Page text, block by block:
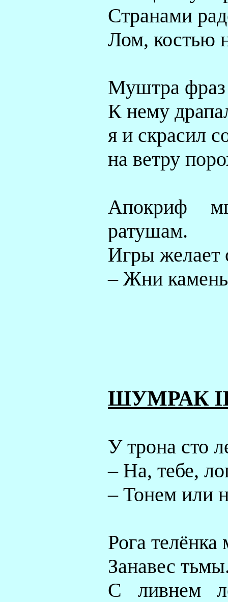
Странами
Лом, костью
Муштра фраз
К нему
я и скрасил
на ветру
Апокриф
ратушам.
Игры желает
– Жни
ШУМРАК
У трона сто
– На, тебе,
– Тонем или
Рога
Занавес
С ливнем